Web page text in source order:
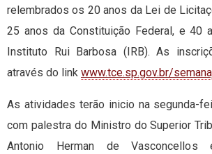
relembrados os 20 anos da Lei de
25 anos da Constituição Federal, e 40
Instituto Rui Barbosa (IRB). As
através do link www.tce.sp.gov.br/
As atividades terão inicio na segunda-
com palestra do Ministro do Superior
Antonio Herman de Vasconcellos